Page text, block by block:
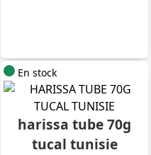
En stock
harissa tube 70g
tucal tunisie